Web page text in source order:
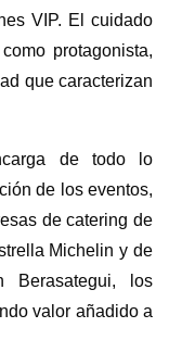
VIP. El cuidado
protagonista,
que caracterizan
de todo lo
de los eventos,
de catering de
Michelin y de
Berasategui, los
valor añadido a